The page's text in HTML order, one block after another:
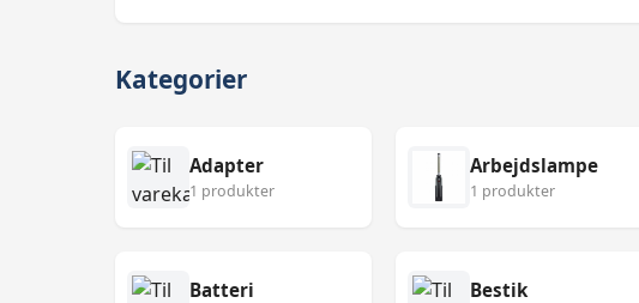
Kategorier
Adapter
1 produkter
Arbejdslampe
1 produkter
Batteri Bestik